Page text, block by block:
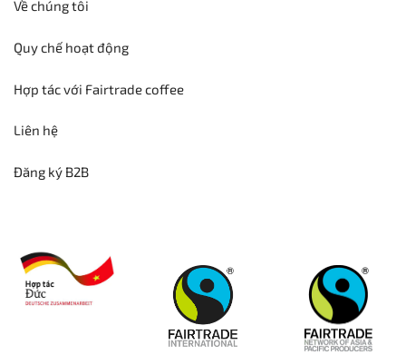
Về chúng tôi
Quy chế hoạt động
Hợp tác với Fairtrade coffee
Liên hệ
Đăng ký B2B